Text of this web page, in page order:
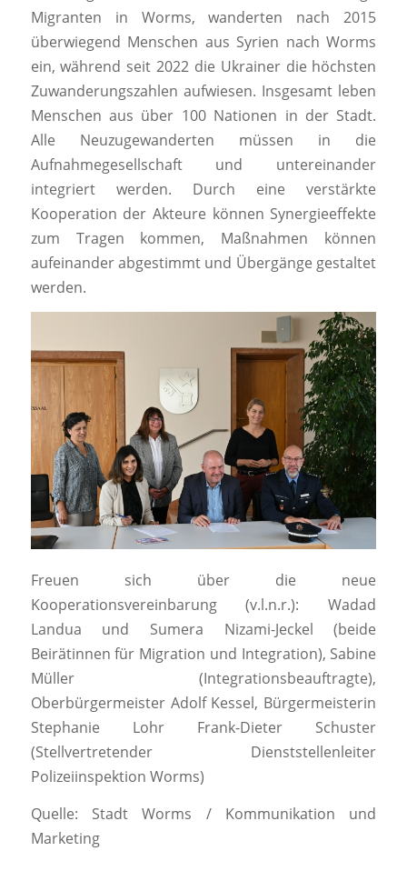
Migranten in Worms, wanderten nach 2015
überwiegend Menschen aus Syrien nach Worms
ein, während seit 2022 die Ukrainer die höchsten
Zuwanderungszahlen aufwiesen. Insgesamt leben
Menschen aus über 100 Nationen in der Stadt.
Alle Neuzugewanderten müssen in die
Aufnahmegesellschaft und untereinander
integriert werden. Durch eine verstärkte
Kooperation der Akteure können Synergieeffekte
zum Tragen kommen, Maßnahmen können
aufeinander abgestimmt und Übergänge gestaltet
werden.
Freuen sich über die neue
Kooperationsvereinbarung (v.l.n.r.): Wadad
Landua und Sumera Nizami-Jeckel (beide
Beirätinnen für Migration und Integration), Sabine
Müller (Integrationsbeauftragte),
Oberbürgermeister Adolf Kessel, Bürgermeisterin
Stephanie Lohr Frank-Dieter Schuster
(Stellvertretender Dienststellenleiter
Polizeiinspektion Worms)
Quelle: Stadt Worms / Kommunikation und
Marketing